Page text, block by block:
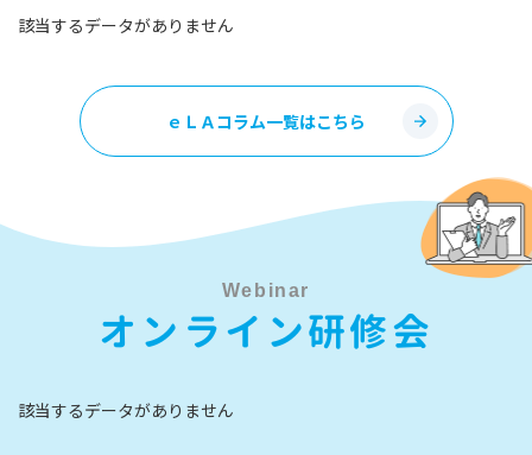
該当するデータがありません
ｅＬＡコラム一覧はこちら
Webinar
オンライン研修会
該当するデータがありません